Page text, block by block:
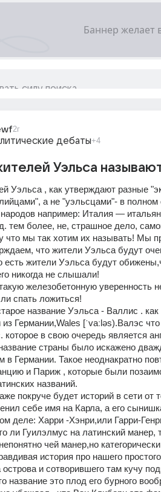
2г
дебаты+4
Уэльса
Уэльса , как утверждают разные
а не "уэльсцами"- в полном
например: Италия —
тем более, не, страшное дело,
что мы так хотим их называть! Мы
что жители Уэльса будут
есть жители Уэльса будут
никогда не слышали!
железобетонную уверенность
спать ложиться!
название Уэльса - Валлис .
Германии,Wales [ˈvaːləs).Валэс
которое в свою очередь является
страны было искажено
в Германии. Такое неоднакратно
и Париж , которые были
названий.
покруче будет историй в сети от
себе имя на Карла, а его
деле: Харри -Хэнри,или Гарри-
ли Гуилэлмус на латинский
чей манер,но
история про нашего
и сотворившего там кучу
название это плод его бурного